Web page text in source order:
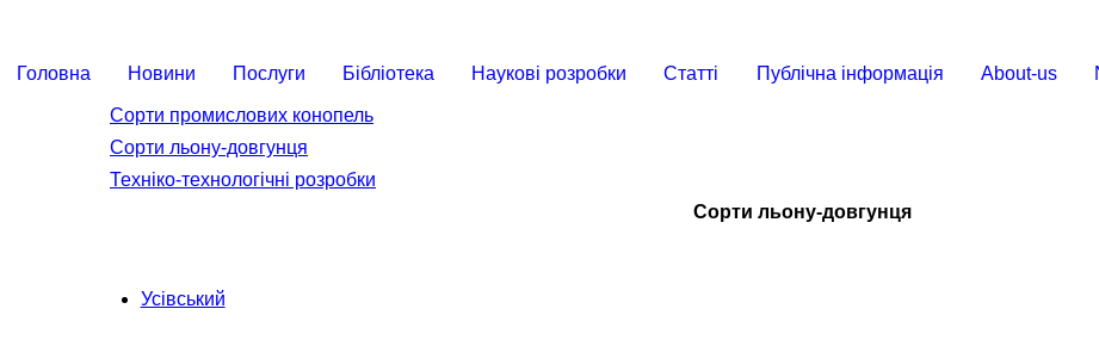
Головна Новини Послуги Бібліотека Наукові розробки Статті Публічна інформація About-us
Сорти промислових конопель
Сорти льону-довгунця
Техніко-технологічні розробки
Сорти льону-довгунця
Усівський